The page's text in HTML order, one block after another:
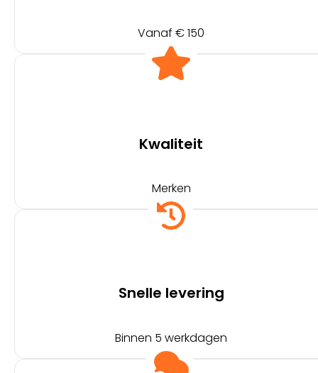
Vanaf € 150
Kwaliteit
Merken
Snelle levering
Binnen 5 werkdagen